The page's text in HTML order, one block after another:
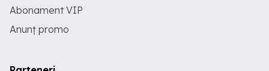
Abonament VIP
Anunț promo